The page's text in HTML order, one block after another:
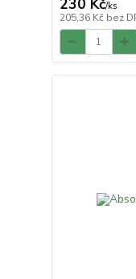
230 Kč/ks
205,36 Kč bez